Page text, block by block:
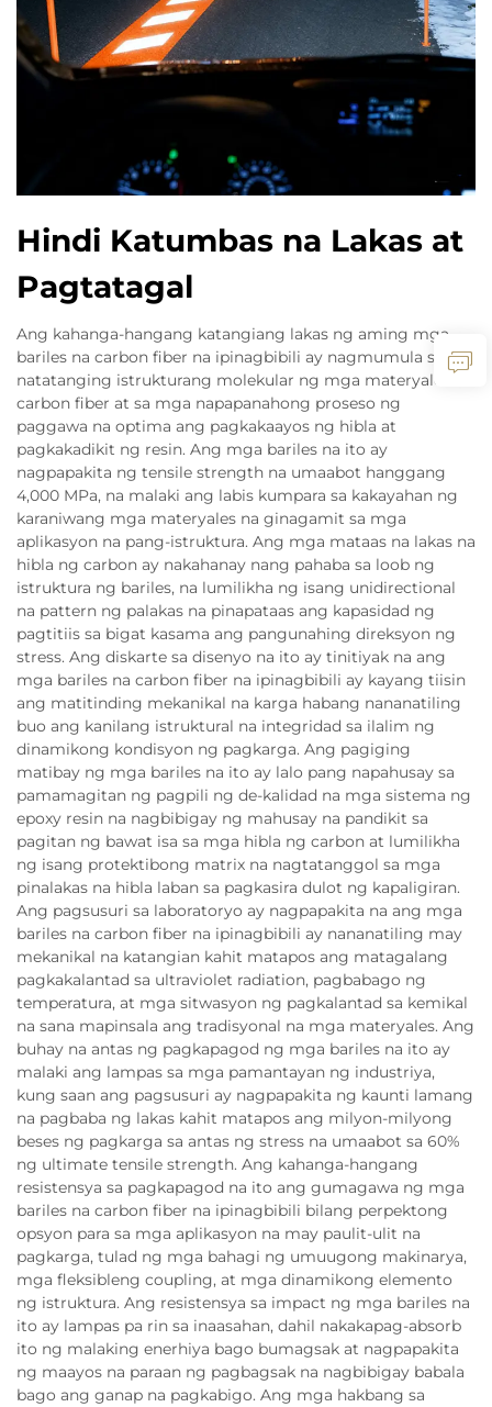
Hindi Katumbas na Lakas at
Pagtatagal
Ang kahanga-hangang katangiang lakas ng aming mga
bariles na carbon fiber na ipinagbibili ay nagmumula sa
natatanging istrukturang molekular ng mga materyales na
carbon fiber at sa mga napapanahong proseso ng
paggawa na optima ang pagkakaayos ng hibla at
pagkakadikit ng resin. Ang mga bariles na ito ay
nagpapakita ng tensile strength na umaabot hanggang
4,000 MPa, na malaki ang labis kumpara sa kakayahan ng
karaniwang mga materyales na ginagamit sa mga
aplikasyon na pang-istruktura. Ang mga mataas na lakas na
hibla ng carbon ay nakahanay nang pahaba sa loob ng
istruktura ng bariles, na lumilikha ng isang unidirectional
na pattern ng palakas na pinapataas ang kapasidad ng
pagtitiis sa bigat kasama ang pangunahing direksyon ng
stress. Ang diskarte sa disenyo na ito ay tinitiyak na ang
mga bariles na carbon fiber na ipinagbibili ay kayang tiisin
ang matitinding mekanikal na karga habang nananatiling
buo ang kanilang istruktural na integridad sa ilalim ng
dinamikong kondisyon ng pagkarga. Ang pagiging
matibay ng mga bariles na ito ay lalo pang napahusay sa
pamamagitan ng pagpili ng de-kalidad na mga sistema ng
epoxy resin na nagbibigay ng mahusay na pandikit sa
pagitan ng bawat isa sa mga hibla ng carbon at lumilikha
ng isang protektibong matrix na nagtatanggol sa mga
pinalakas na hibla laban sa pagkasira dulot ng kapaligiran.
Ang pagsusuri sa laboratoryo ay nagpapakita na ang mga
bariles na carbon fiber na ipinagbibili ay nananatiling may
mekanikal na katangian kahit matapos ang matagalang
pagkakalantad sa ultraviolet radiation, pagbabago ng
temperatura, at mga sitwasyon ng pagkalantad sa kemikal
na sana mapinsala ang tradisyonal na mga materyales. Ang
buhay na antas ng pagkapagod ng mga bariles na ito ay
malaki ang lampas sa mga pamantayan ng industriya,
kung saan ang pagsusuri ay nagpapakita ng kaunti lamang
na pagbaba ng lakas kahit matapos ang milyon-milyong
beses ng pagkarga sa antas ng stress na umaabot sa 60%
ng ultimate tensile strength. Ang kahanga-hangang
resistensya sa pagkapagod na ito ang gumagawa ng mga
bariles na carbon fiber na ipinagbibili bilang perpektong
opsyon para sa mga aplikasyon na may paulit-ulit na
pagkarga, tulad ng mga bahagi ng umuugong makinarya,
mga fleksibleng coupling, at mga dinamikong elemento
ng istruktura. Ang resistensya sa impact ng mga bariles na
ito ay lampas pa rin sa inaasahan, dahil nakakapag-absorb
ito ng malaking enerhiya bago bumagsak at nagpapakita
ng maayos na paraan ng pagbagsak na nagbibigay babala
bago ang ganap na pagkabigo. Ang mga hakbang sa